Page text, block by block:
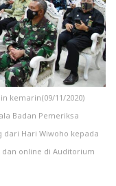
kemarin(09/11/2020)
Badan Pemeriksa
dari Hari Wiwoho kepada
online di Auditorium